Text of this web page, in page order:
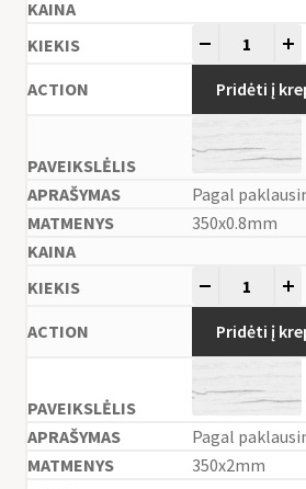
Pridėti į
Pagal
350x0.8mm
Pridėti į
Pagal
350x2mm